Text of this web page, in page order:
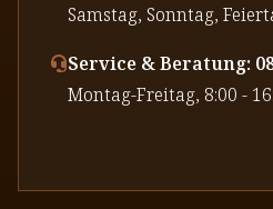
⁠Samstag, Sonntag,
Service & Beratung:
⁠Montag-Freitag, 8:00 -